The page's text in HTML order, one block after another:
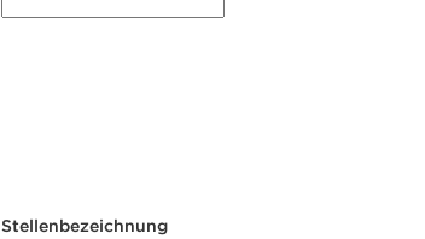
Stellenbezeichnung